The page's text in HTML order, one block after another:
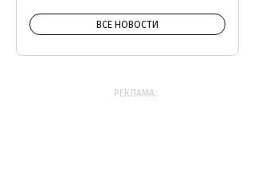
ВСЕ НОВОСТИ
РЕКЛАМА: